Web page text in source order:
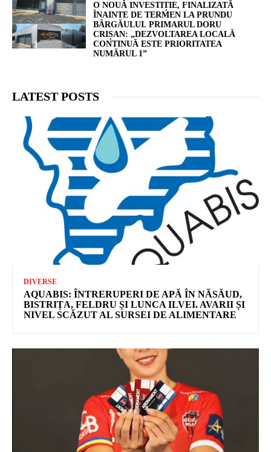
O NOUĂ INVESTIȚIE, FINALIZATĂ
ÎNAINTE DE TERMEN LA PRUNDU
BÂRGĂULUI. PRIMARUL DORU
CRIȘAN: „DEZVOLTAREA LOCALĂ
CONTINUĂ ESTE PRIORITATEA
NUMĂRUL 1”
LATEST POSTS
DIVERSE
AQUABIS: ÎNTRERUPERI DE APĂ ÎN NĂSĂUD,
BISTRIȚA, FELDRU ȘI LUNCA ILVEI. AVARII ȘI
NIVEL SCĂZUT AL SURSEI DE ALIMENTARE